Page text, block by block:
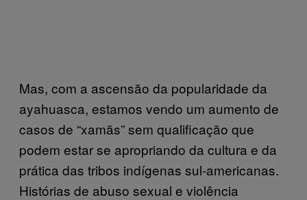
Mas, com a ascensão da popularidade da
ayahuasca, estamos vendo um aumento de
casos de “xamãs” sem qualificação que
podem estar se apropriando da cultura e da
prática das tribos indígenas sul-americanas.
Histórias de abuso sexual e violência